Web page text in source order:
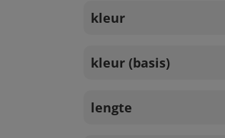
kleur
kleur (basis)
lengte